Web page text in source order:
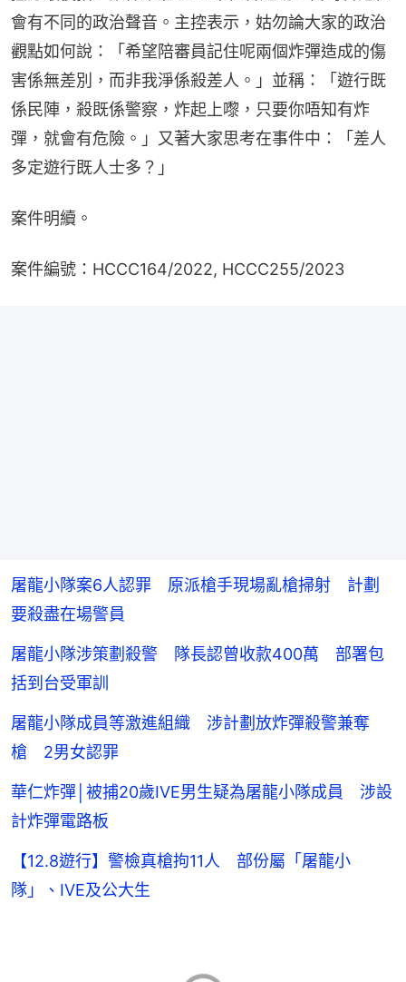
會有不同的政治聲音。主控表示，姑勿論大家的政治
觀點如何說：「希望陪審員記住呢兩個炸彈造成的傷
害係無差別，而非我淨係殺差人。」並稱：「遊行既
係民陣，殺既係警察，炸起上嚟，只要你唔知有炸
彈，就會有危險。」又著大家思考在事件中：「差人
多定遊行既人士多？」
案件明續。
案件編號：HCCC164/2022, HCCC255/2023
屠龍小隊案6人認罪 原派槍手現場亂槍掃射 計劃
要殺盡在場警員
屠龍小隊涉策劃殺警 隊長認曾收款400萬 部署包
括到台受軍訓
屠龍小隊成員等激進組織 涉計劃放炸彈殺警兼奪
槍 2男女認罪
華仁炸彈│被捕20歲IVE男生疑為屠龍小隊成員 涉設
計炸彈電路板
【12.8遊行】警檢真槍拘11人 部份屬「屠龍小
隊」、IVE及公大生